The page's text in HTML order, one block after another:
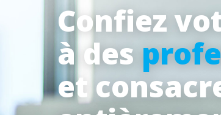
Confiez
à des
et